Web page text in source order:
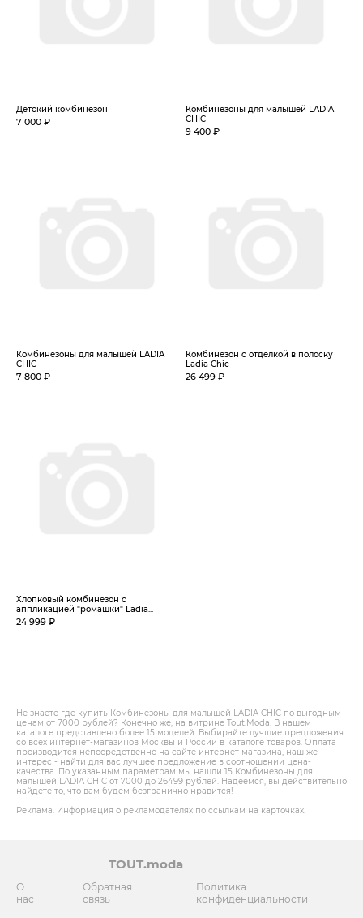
Детский комбинезон
7 000 ₽
Комбинезоны для малышей LADIA
CHIC
9 400 ₽
Комбинезоны для малышей LADIA
CHIC
7 800 ₽
Комбинезон с отделкой в полоску
Ladia Chic
26 499 ₽
Хлопковый комбинезон с
аппликацией "ромашки" Ladia...
24 999 ₽
Не знаете где купить Комбинезоны для малышей LADIA CHIC по выгодным
ценам от 7000 рублей? Конечно же, на витрине Tout.Modа. В нашем
каталоге представлено более 15 моделей. Выбирайте лучшие предложения
со всех интернет-магазинов Москвы и России в каталоге товаров. Оплата
производится непосредственно на сайте интернет магазина, наш же
интерес - найти для вас лучшее предложение в соотношении цена-
качества. По указанным параметрам мы нашли 15 Комбинезоны для
малышей LADIA CHIC от 7000 до 26499 рублей. Надеемся, вы действительно
найдете то, что вам будем безгранично нравится!
Реклама. Информация о рекламодателях по ссылкам на карточках.
TOUT.moda
О
нас
Обратная
связь
Политика
конфиденциальности